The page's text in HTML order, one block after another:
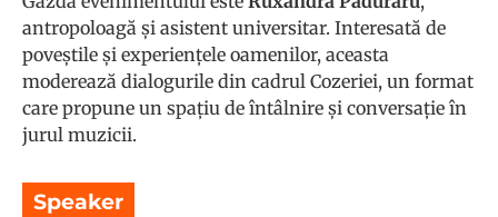
antropoloagă și asistent universitar. Interesată de
poveștile și experiențele oamenilor, aceasta
moderează dialogurile din cadrul Cozeriei, un format
care propune un spațiu de întâlnire și conversație în
jurul muzicii.
Speaker